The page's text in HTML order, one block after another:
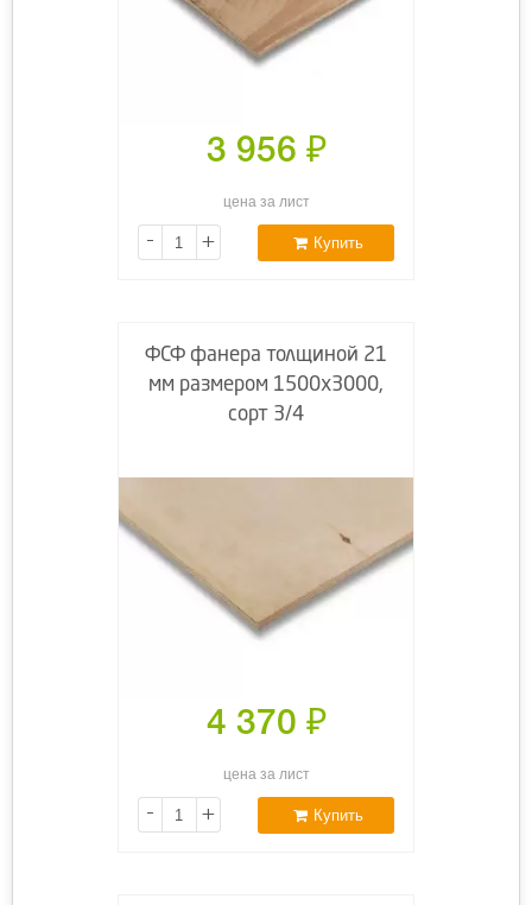
3 956 ₽
цена за лист
- + Купить
ФСФ фанера толщиной 21
мм размером 1500х3000,
сорт 3/4
4 370 ₽
цена за лист
- + Купить